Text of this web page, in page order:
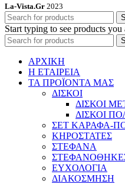
La-Vista.Gr 2023
Start typing to see products
ΑΡΧΙΚΗ
Η ΕΤΑΙΡΕΙΑ
ΤΑ ΠΡΟΪΟΝΤΑ ΜΑΣ
ΔΙΣΚΟΙ
ΔΙΣΚΟΙ
ΔΙΣΚΟΙ
ΣΕΤ ΚΑΡΑΦΑ-
ΚΗΡΟΣΤΑΤΕΣ
ΣΤΕΦΑΝΑ
ΕΥΧΟΛΟΓΙΑ
ΔΙΑΚΟΣΜΗΣΗ